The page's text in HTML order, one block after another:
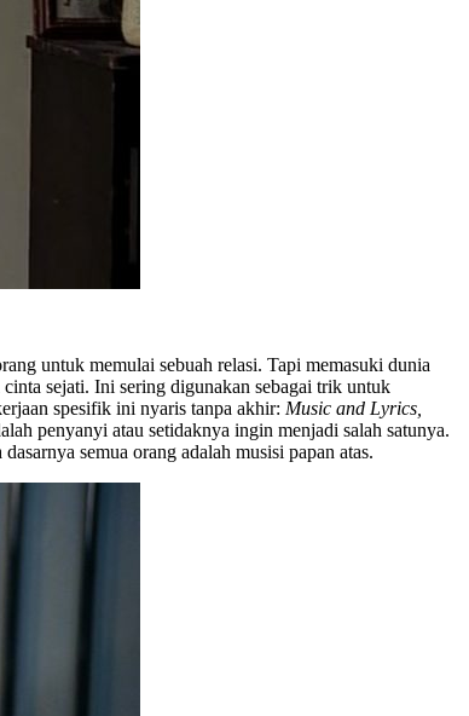
untuk memulai sebuah relasi. Tapi memasuki dunia
sejati. Ini sering digunakan sebagai trik untuk
spesifik ini nyaris tanpa akhir: Music and Lyrics,
penyanyi atau setidaknya ingin menjadi salah satunya.
semua orang adalah musisi papan atas.